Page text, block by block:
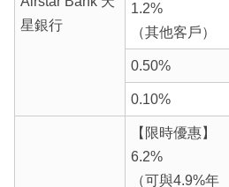
星銀行
1.2%
（其他客戶）
0.50%
0.10%
【限時優惠】
6.2%
（可與4.9%年